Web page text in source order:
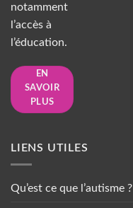
notamment
l’accès à
l’éducation.
EN
SAVOIR
PLUS
LIENS UTILES
Qu’est ce que l’autisme ?